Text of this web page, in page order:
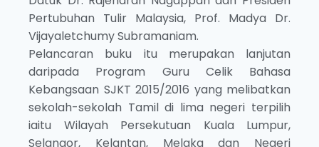
Pertubuhan Tulir Malaysia, Prof. Madya Dr.
Vijayaletchumy Subramaniam.
Pelancaran buku itu merupakan lanjutan
daripada Program Guru Celik Bahasa
Kebangsaan SJKT 2015/2016 yang melibatkan
sekolah-sekolah Tamil di lima negeri terpilih
iaitu Wilayah Persekutuan Kuala Lumpur,
Selangor, Kelantan, Melaka dan Negeri